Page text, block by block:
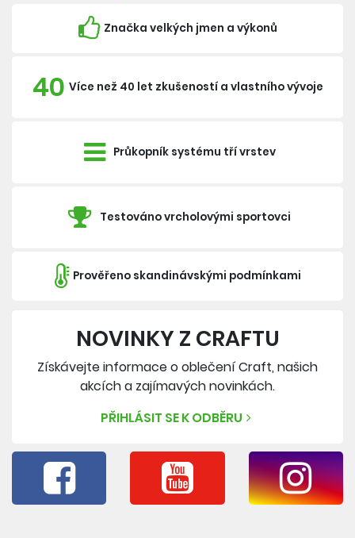
Značka velkých jmen a výkonů
40 Více než 40 let zkušeností a vlastního vývoje
Průkopník systému tří vrstev
Testováno vrcholovými sportovci
Prověřeno skandinávskými podmínkami
NOVINKY Z CRAFTU
Získávejte informace o oblečení Craft, našich
akcích a zajímavých novinkách.
PŘIHLÁSIT SE K ODBĚRU